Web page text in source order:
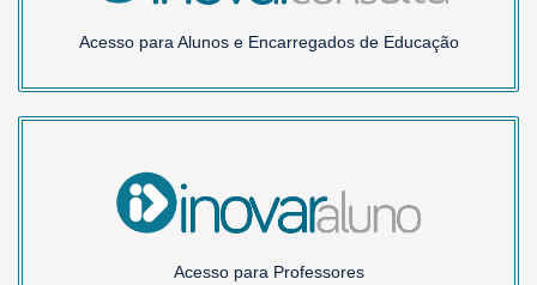
Acesso para Alunos e Encarregados de Educação
Acesso para Professores